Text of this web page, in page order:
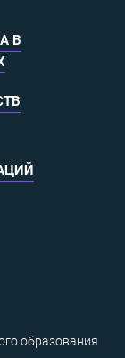
В
образования